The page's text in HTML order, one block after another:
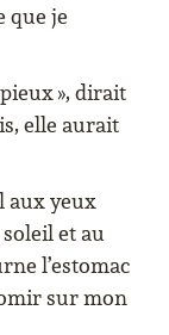
que je
», dirait
elle aurait
aux yeux
et au
l’estomac
sur mon